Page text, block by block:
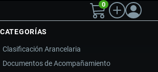
0
CATEGORÍAS
Clasificación Arancelaria
Documentos de Acompañamiento